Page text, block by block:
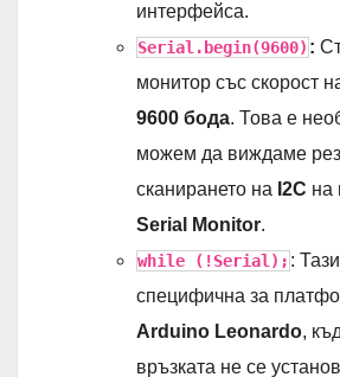
интерфейса.
Serial.begin(9600) :
монитор със скорост
9600 бода. Това е
можем да виждаме
сканирането на I2C на
Serial Monitor.
while (!Serial); :
специфична за
Arduino Leonardo,
връзката не се